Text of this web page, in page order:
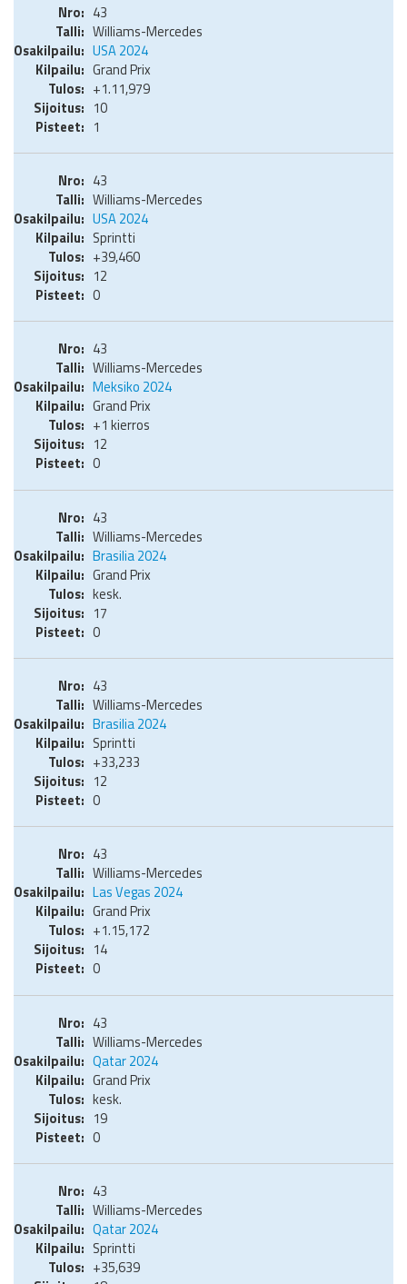
43
Williams-Mercedes
USA 2024
Grand Prix
+1.11,979
10
1
43
Williams-Mercedes
USA 2024
Sprintti
+39,460
12
0
43
Williams-Mercedes
Meksiko 2024
Grand Prix
+1 kierros
12
0
43
Williams-Mercedes
Brasilia 2024
Grand Prix
kesk.
17
0
43
Williams-Mercedes
Brasilia 2024
Sprintti
+33,233
12
0
43
Williams-Mercedes
Las Vegas 2024
Grand Prix
+1.15,172
14
0
43
Williams-Mercedes
Qatar 2024
Grand Prix
kesk.
19
0
43
Williams-Mercedes
Qatar 2024
Sprintti
+35,639